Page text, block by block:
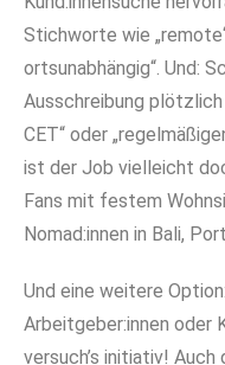
Stichworte wie
ortsunabhängig“. Und:
Ausschreibung
CET“ oder
ist der Job vielleicht
Fans mit festem
Nomad:innen in Bali,
Und eine weitere
Arbeitgeber:innen oder
versuch’s initiativ!